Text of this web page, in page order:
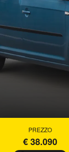
PREZZO
€ 38.090